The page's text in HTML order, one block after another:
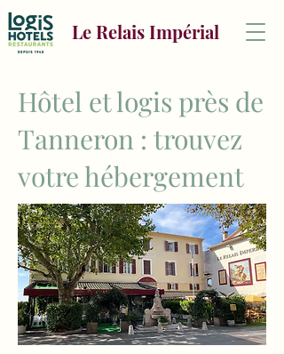
Le Relais Impérial
Hôtel et logis près de
Tanneron : trouvez
votre hébergement